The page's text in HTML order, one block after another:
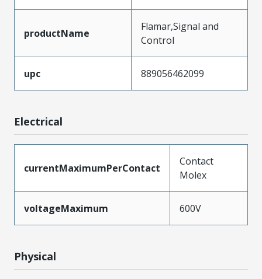
productName
Flamar,Signal and
Control
upc 889056462099
Electrical
currentMaximumPerContact
Contact
Molex
voltageMaximum 600V
Physical